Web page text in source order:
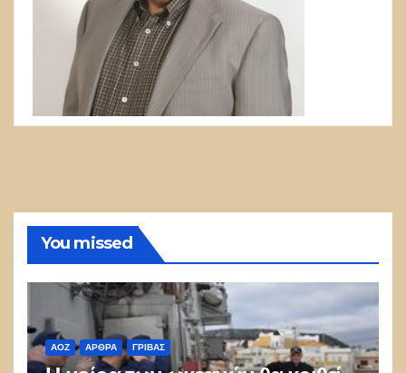
You missed
ΑΟΖ ΑΡΘΡΑ ΓΡΊΒΑΣ